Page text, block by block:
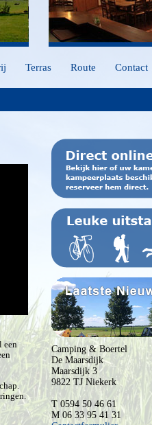
Terras Route Contact
een
Camping & Boertel
De Maarsdijk
Maarsdijk 3
9822 TJ Niekerk
T 0594 50 46 61
M 06 33 95 41 31